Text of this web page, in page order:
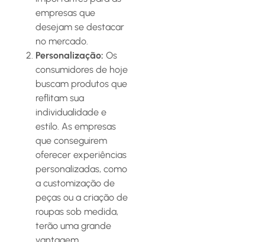
empresas que
desejam se destacar
no mercado.
Personalização: Os
consumidores de hoje
buscam produtos que
reflitam sua
individualidade e
estilo. As empresas
que conseguirem
oferecer experiências
personalizadas, como
a customização de
peças ou a criação de
roupas sob medida,
terão uma grande
vantagem